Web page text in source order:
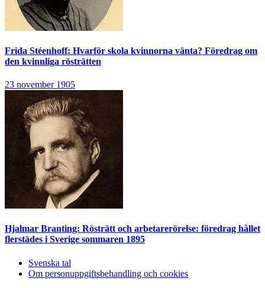
Frida Stéenhoff: Hvarför skola kvinnorna vänta? Föredrag om
den kvinnliga rösträtten
23 november 1905
Hjalmar Branting: Rösträtt och arbetarerörelse: föredrag hållet
flerstädes i Sverige sommaren 1895
Svenska tal
Om personuppgiftsbehandling och cookies